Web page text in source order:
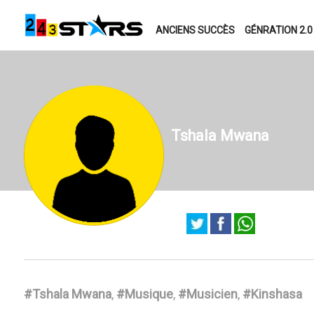
ANCIENS SUCCÈS GÉNRATION 2.0
Tshala Mwana
#Tshala Mwana, #Musique, #Musicien, #Kinshasa